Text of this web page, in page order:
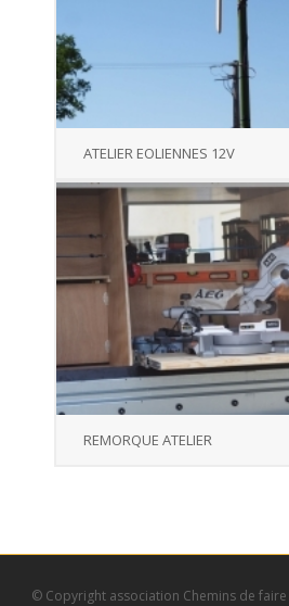
ATELIER EOLIENNES 12V
REMORQUE ATELIER
© Copyright association Chemins de